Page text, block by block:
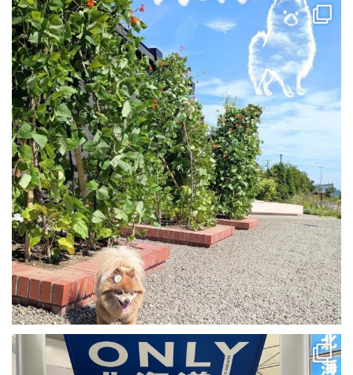
✨💖✨🐻✨💖✨
時の流れを感じながら
୨୧ ⑅ ୨୧ ⑅ ୨୧ ⑅ ୨୧
66
🧳北海道旅
『サッポロビール工場🍺▶️花ロードえにわ（道の駅）
▶️北海道神宮...